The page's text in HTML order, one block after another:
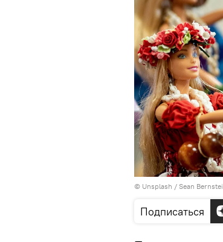
© Unsplash / Sean
Подписаться